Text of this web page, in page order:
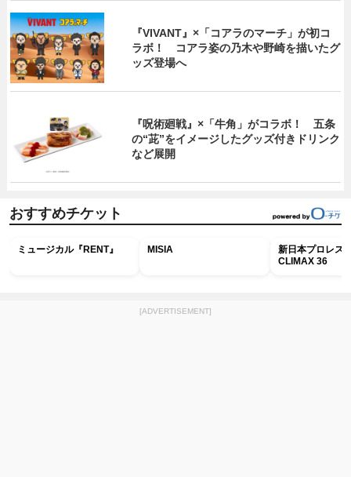
『VIVANT』×「コアラのマーチ」が初コ
ラボ！ コアラ姿の乃木や野崎を描いたグ
ッズ登場へ
『呪術廻戦』×「牛角」がコラボ！ 五条
の“茈”をイメージしたグッズ付きドリンク
など展開
おすすめチケット
ミュージカル『RENT』 MISIA
新日本プロレス
CLIMAX 36
[ADVERTISEMENT]